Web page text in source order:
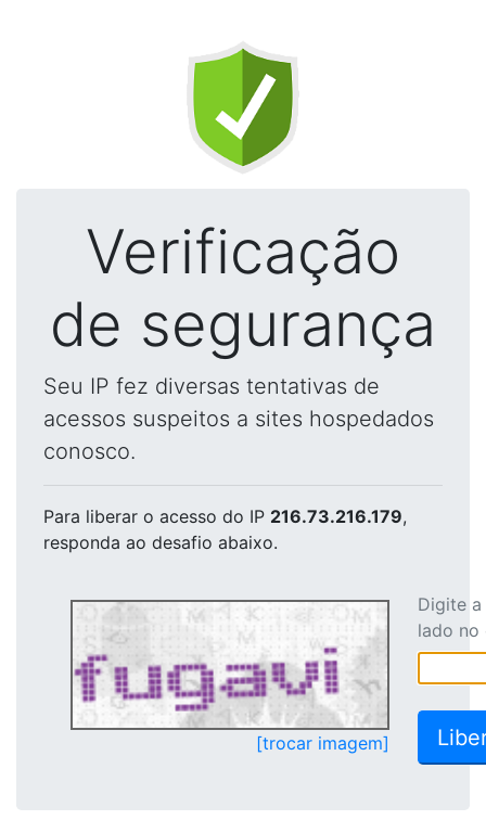
Verificação
de segurança
Seu IP fez diversas tentativas de
acessos suspeitos a sites hospedados
conosco.
Para liberar o acesso do IP 216.73.216.179,
responda ao desafio abaixo.
[trocar imagem]
Digite
lado no